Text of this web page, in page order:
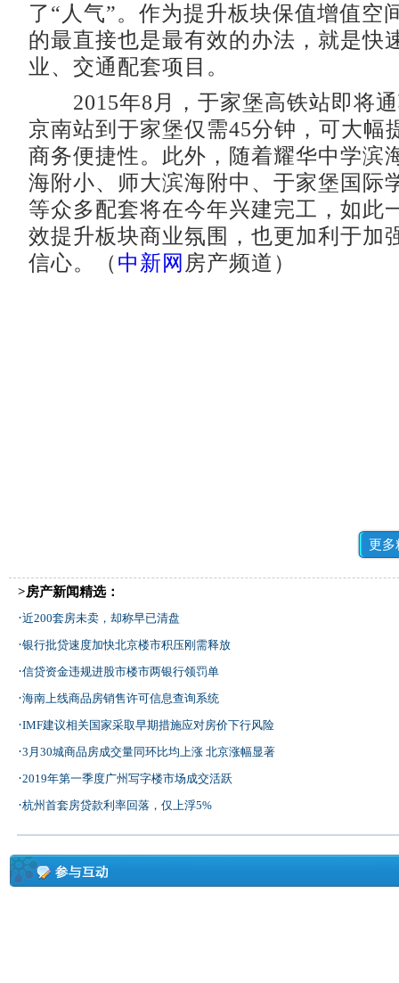
了“人气”。作为提升板块保值增值空
的最直接也是最有效的办法，就是快
业、交通配套项目。
2015年8月，于家堡高铁站即将通
京南站到于家堡仅需45分钟，可大幅
商务便捷性。此外，随着耀华中学滨
海附小、师大滨海附中、于家堡国际
等众多配套将在今年兴建完工，如此
效提升板块商业氛围，也更加利于加
信心。（ 中新网 房产频道）
更多
>房产新闻精选：
·近200套房未卖，却称早已清盘
·银行批贷速度加快北京楼市积压刚需释放
·信贷资金违规进股市楼市两银行领罚单
·海南上线商品房销售许可信息查询系统
·IMF建议相关国家采取早期措施应对房价下行风险
·3月30城商品房成交量同环比均上涨 北京涨幅显著
·2019年第一季度广州写字楼市场成交活跃
·杭州首套房贷款利率回落，仅上浮5%